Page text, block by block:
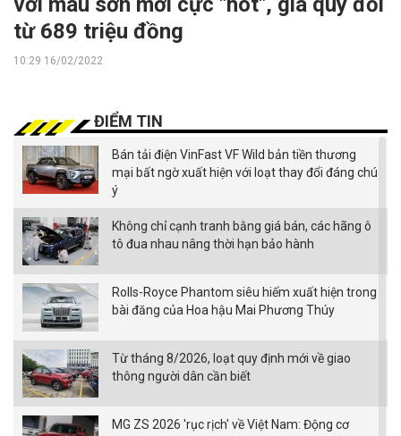
từ 689 triệu đồng
10:29 16/02/2022
ĐIỂM TIN
Bán tải điện VinFast VF Wild bản tiền thương
mại bất ngờ xuất hiện với loạt thay đổi đáng chú
ý
Không chỉ cạnh tranh bằng giá bán, các hãng ô
tô đua nhau nâng thời hạn bảo hành
Rolls-Royce Phantom siêu hiếm xuất hiện trong
bài đăng của Hoa hậu Mai Phương Thúy
Từ tháng 8/2026, loạt quy định mới về giao
thông người dân cần biết
MG ZS 2026 'rục rịch' về Việt Nam: Động cơ